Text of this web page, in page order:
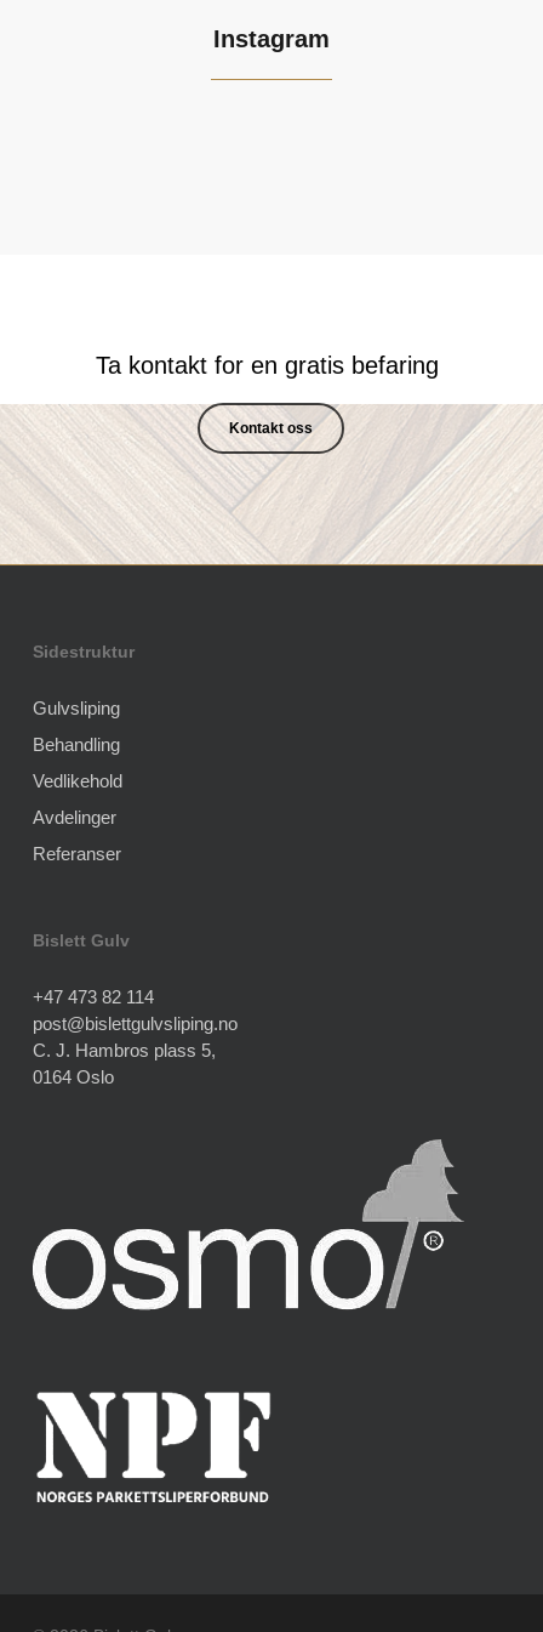
Instagram
Ta kontakt for en gratis befaring
Kontakt oss
Sidestruktur
Gulvsliping
Behandling
Vedlikehold
Avdelinger
Referanser
Bislett Gulv
+47 473 82 114
post@bislettgulvsliping.no
C. J. Hambros plass 5,
0164 Oslo